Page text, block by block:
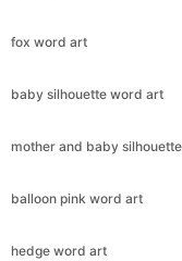
fox word art
baby silhouette word art
mother and baby
balloon pink word art
hedge word art